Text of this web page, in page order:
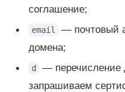
соглашение;
email
— почтовый
домена;
d
— перечисление
запрашиваем